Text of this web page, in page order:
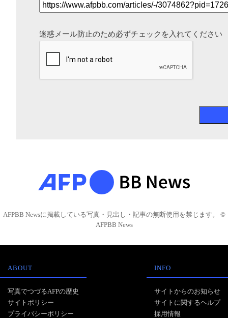
迷惑メール防止のため必ずチェックを入れてください
AFPBB Newsに掲載している写真・見出し・記事の無断使用を禁じます。 ©
AFPBB News
ABOUT
写真でつづるAFPの歴史
サイトポリシー
プライバシーポリシー
INFO
サイトからのお知らせ
サイトに関するヘルプ
採用情報